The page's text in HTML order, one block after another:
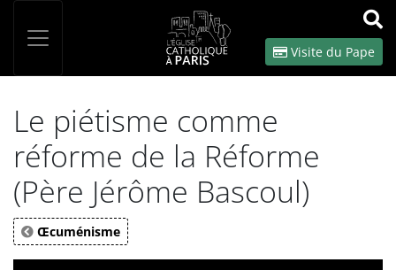
OK
Visite du Pape
Le piétisme comme
réforme de la Réforme
(Père Jérôme Bascoul)
Œcuménisme
Panneau de gestion des cookies